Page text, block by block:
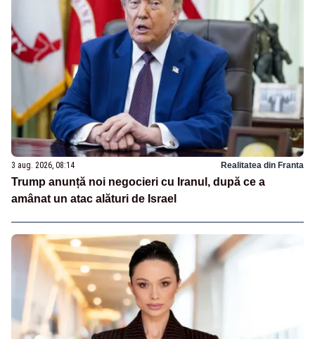
3 aug. 2026, 08:14 Realitatea din Franta
Trump anunță noi negocieri cu Iranul, după ce a
amânat un atac alături de Israel